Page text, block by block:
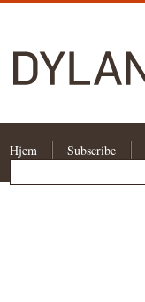
Hjem Subscribe